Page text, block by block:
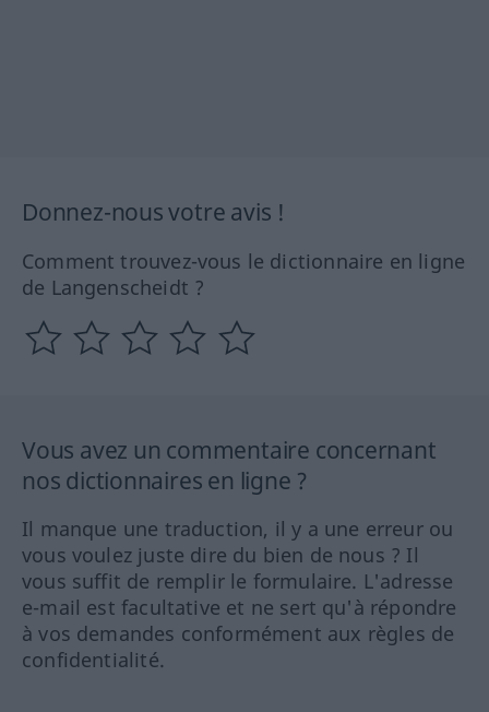
Donnez-nous votre avis !
Comment trouvez-vous le dictionnaire en ligne
de Langenscheidt ?
Vous avez un commentaire concernant
nos dictionnaires en ligne ?
Il manque une traduction, il y a une erreur ou
vous voulez juste dire du bien de nous ? Il
vous suffit de remplir le formulaire. L'adresse
e-mail est facultative et ne sert qu'à répondre
à vos demandes conformément aux règles de
confidentialité.